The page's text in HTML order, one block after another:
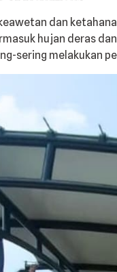
dan
hujan deras
sering melakukan